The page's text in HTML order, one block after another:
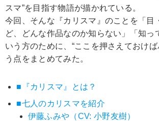
スマ”を目指す物語が描かれている。
今回、そんな『カリスマ』のことを「目
ど、どんな作品なのか知らない」「知っ
いう方のために、“ここを押さえておけ
う点をまとめてみた。
■『カリスマ』とは？
■七人のカリスマを紹介
伊藤ふみや（CV: 小野友樹）